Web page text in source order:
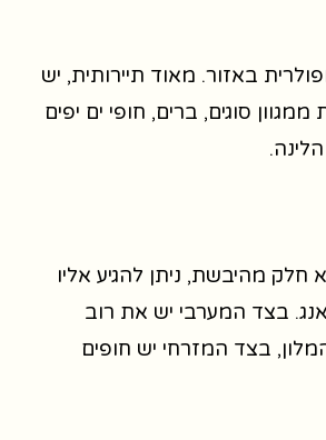
באזור. מאוד תיירותית, יש
סוגים, ברים, חופי ים יפים
חלק מהיבשת, ניתן להגיע אליו
בצד המערבי יש את רוב
בצד המזרחי יש חופים